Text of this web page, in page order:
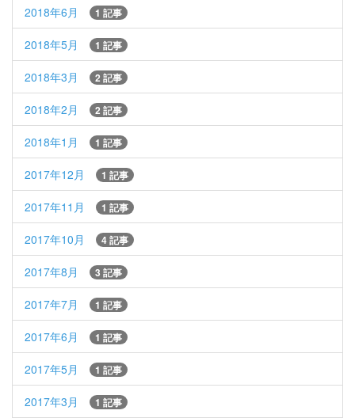
2018年6月 1 記事
2018年5月 1 記事
2018年3月 2 記事
2018年2月 2 記事
2018年1月 1 記事
2017年12月 1 記事
2017年11月 1 記事
2017年10月 4 記事
2017年8月 3 記事
2017年7月 1 記事
2017年6月 1 記事
2017年5月 1 記事
2017年3月 1 記事